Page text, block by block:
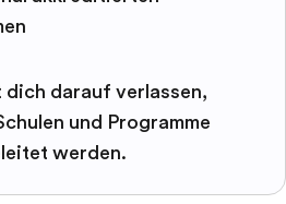
dich darauf verlassen,
und Programme
werden.